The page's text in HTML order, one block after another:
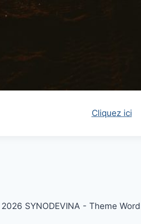
Cliquez ici
SYNODEVINA - Theme